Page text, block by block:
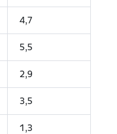
4,7
5,5
2,9
3,5
1,3